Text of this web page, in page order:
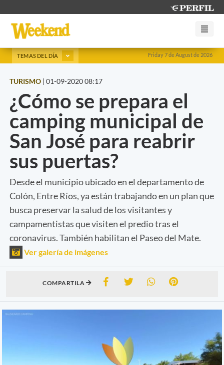
Friday 7 de August de 2026
TEMAS DEL DÍA
TURISMO | 01-09-2020 08:17
¿Cómo se prepara el
camping municipal de
San José para reabrir
sus puertas?
Desde el municipio ubicado en el departamento de
Colón, Entre Ríos, ya están trabajando en un plan que
busca preservar la salud de los visitantes y
campamentistas que visiten el predio tras el
coronavirus. También habilitan el Paseo del Mate.
Ver galería de imágenes
COMPARTILA